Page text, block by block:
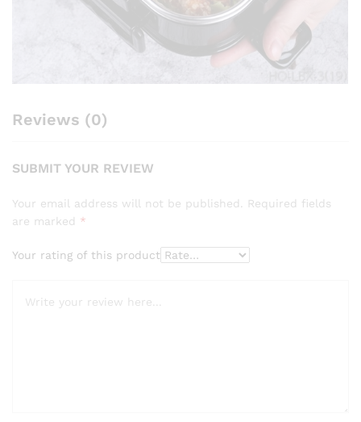
Reviews (0)
SUBMIT YOUR REVIEW
Your email address will not be published. Required fields
are marked *
Your rating of this product